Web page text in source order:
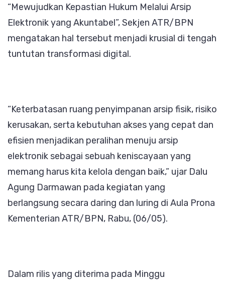
“Mewujudkan Kepastian Hukum Melalui Arsip
Elektronik yang Akuntabel”, Sekjen ATR/BPN
mengatakan hal tersebut menjadi krusial di tengah
tuntutan transformasi digital.
“Keterbatasan ruang penyimpanan arsip fisik, risiko
kerusakan, serta kebutuhan akses yang cepat dan
efisien menjadikan peralihan menuju arsip
elektronik sebagai sebuah keniscayaan yang
memang harus kita kelola dengan baik,” ujar Dalu
Agung Darmawan pada kegiatan yang
berlangsung secara daring dan luring di Aula Prona
Kementerian ATR/BPN, Rabu, (06/05).
Dalam rilis yang diterima pada Minggu